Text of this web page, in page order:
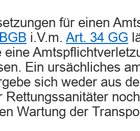
für einen
i.V.m. Art. 34 GG
eine
Ein ursächliches
sich weder aus
Rettungssanitäter
Wartung der